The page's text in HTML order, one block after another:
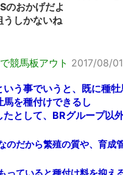
のおかげだよ
うしかないね
競馬板アウト 2017/08/
う事でいうと、既に種
を種付けできるし
として、BRグループ以
のだから繁殖の質や、育成